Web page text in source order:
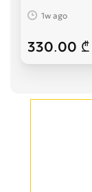
1w ago
330.00 ₾